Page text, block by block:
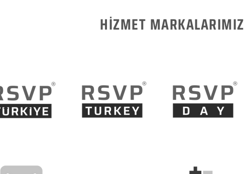
HİZMET MARKALARIMIZ